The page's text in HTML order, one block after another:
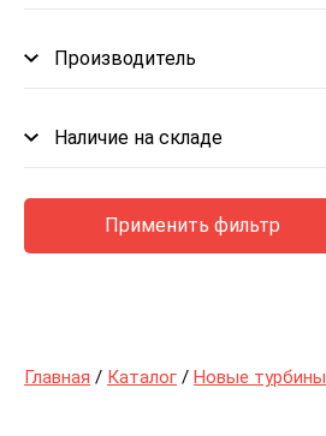
Производитель
Наличие на складе
Применить фильтр
Главная / Каталог / Новые турбины